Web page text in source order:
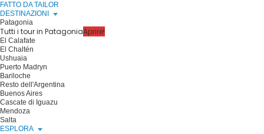
FATTO DA TAILOR
DESTINAZIONI
Patagonia
Tutti i tour in PatagoniaAprire!
El Calafate
El Chaltén
Ushuaia
Puerto Madryn
Bariloche
Resto dell'Argentina
Buenos Aires
Cascate di Iguazu
Mendoza
Salta
ESPLORA